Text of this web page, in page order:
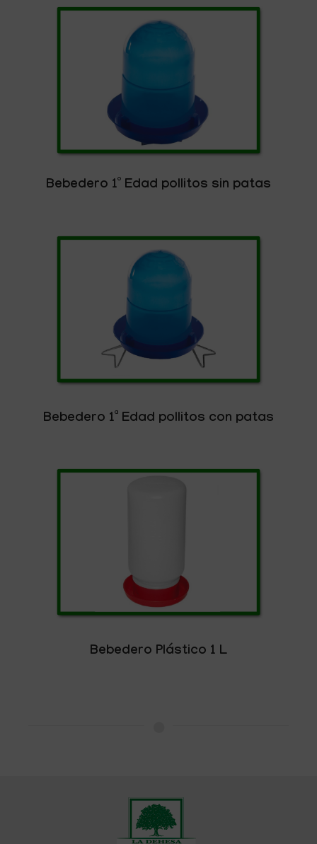
Bebedero 1º Edad pollitos sin patas
Bebedero 1ª Edad pollitos con patas
Bebedero Plástico 1 L